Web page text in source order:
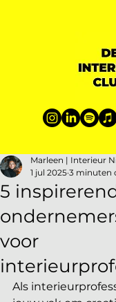
5
voor
Marleen | Interieur
1 jul 2025 3 minuten
Als